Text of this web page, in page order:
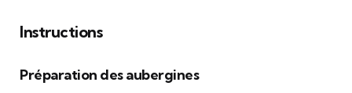
Instructions
Préparation des aubergines